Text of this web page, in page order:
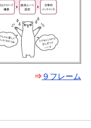
⇒ ９フレーム